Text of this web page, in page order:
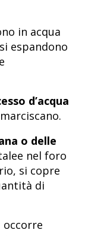
in acqua
espandono
d’acqua
o delle
nel foro
si copre
di
occorre